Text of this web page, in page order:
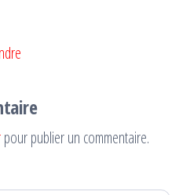
pour publier un commentaire.